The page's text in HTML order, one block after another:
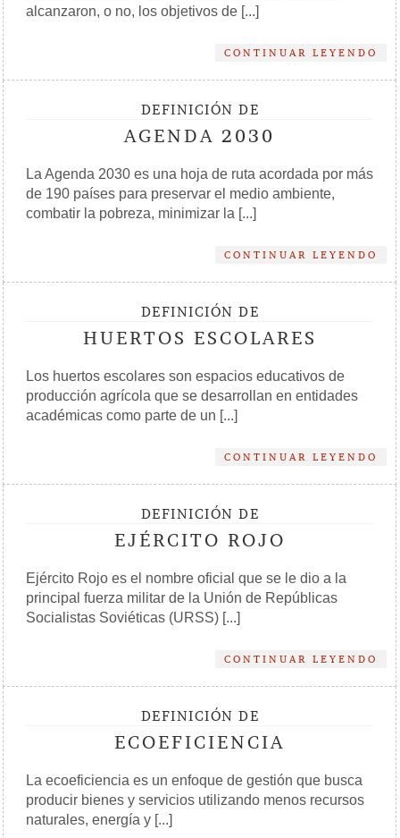
alcanzaron, o no, los objetivos de [...]
CONTINUAR LEYENDO
DEFINICIÓN DE
AGENDA 2030
La Agenda 2030 es una hoja de ruta acordada por más
de 190 países para preservar el medio ambiente,
combatir la pobreza, minimizar la [...]
CONTINUAR LEYENDO
DEFINICIÓN DE
HUERTOS ESCOLARES
Los huertos escolares son espacios educativos de
producción agrícola que se desarrollan en entidades
académicas como parte de un [...]
CONTINUAR LEYENDO
DEFINICIÓN DE
EJÉRCITO ROJO
Ejército Rojo es el nombre oficial que se le dio a la
principal fuerza militar de la Unión de Repúblicas
Socialistas Soviéticas (URSS) [...]
CONTINUAR LEYENDO
DEFINICIÓN DE
ECOEFICIENCIA
La ecoeficiencia es un enfoque de gestión que busca
producir bienes y servicios utilizando menos recursos
naturales, energía y [...]